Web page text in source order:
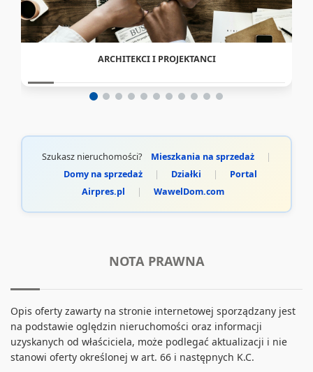
ARCHITEKCI I PROJEKTANCI
Szukasz nieruchomości? Mieszkania na sprzedaż
|
Domy na sprzedaż
| Działki |
Portal
Airpres.pl
| WawelDom.com
NOTA PRAWNA
Opis oferty zawarty na stronie internetowej sporządzany jest
na podstawie oględzin nieruchomości oraz informacji
uzyskanych od właściciela, może podlegać aktualizacji i nie
stanowi oferty określonej w art. 66 i następnych K.C.